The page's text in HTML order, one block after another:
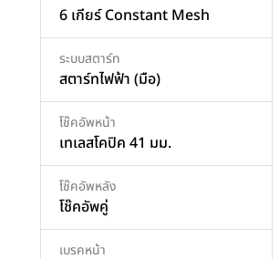
6 เกียร์ Constant Mesh
ระบบสตาร์ท
สตาร์ทไฟฟ้า (มือ)
โช๊คอัพหน้า
เทเลสโคปิค 41 มม.
โช๊คอัพหลัง
โช๊คอัพคู่
เบรคหน้า